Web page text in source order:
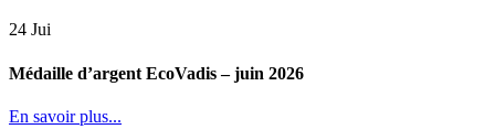
24 Jui
Médaille d’argent EcoVadis – juin 2026
En savoir plus...